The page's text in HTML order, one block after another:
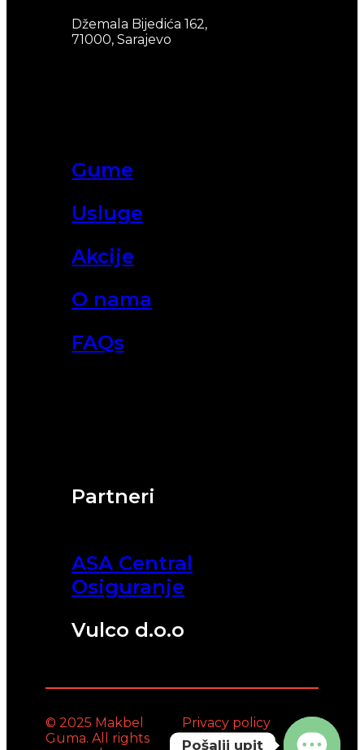
Partneri
ASA Central
Osiguranje
Vulco d.o.o
Gume
Usluge
Akcije
O nama
FAQs
Džemala Bijedića 162,
71000, Sarajevo
© 2025 Makbel
Guma. All rights
Privacy policy
Pošalji upit